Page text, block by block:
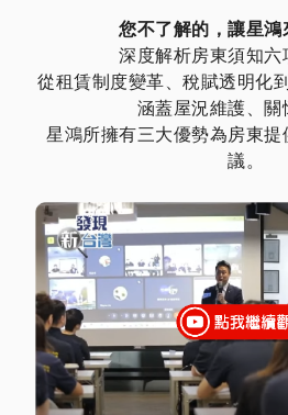
您不了解的，讓星鴻
深度解析房東須知六
從租賃制度變革、稅賦透明化
涵蓋屋況維護、關
星鴻所擁有三大優勢為房東
議。